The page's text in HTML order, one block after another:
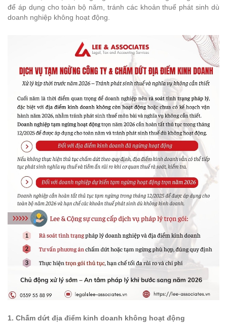
để áp dụng cho toàn bộ năm, tránh các khoản thuế phát sinh dù
doanh nghiệp không hoạt động.
1. Chấm dứt địa điểm kinh doanh không hoạt động